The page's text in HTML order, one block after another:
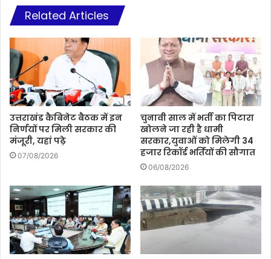
Related Articles
उत्तराखंड कैबिनेट बैठक में इन
निर्णयों पर मिली सरकार की
मंजूरी, यहां पढ़े
07/08/2026
चुनावी साल में भर्ती का पिटारा
खोलने जा रही है धामी
सरकार,युवाओं को मिलेगी 34
हजार रिकॉर्ड भर्तियों की सौगात
06/08/2026